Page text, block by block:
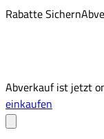
Rabatte Sichern
Abverkauf ist jetzt
einkaufen